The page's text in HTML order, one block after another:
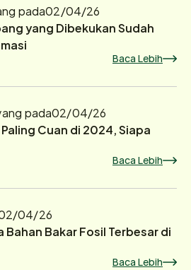
pada02/04/26
yang Dibekukan Sudah
Baca Lebih
pada02/04/26
Cuan di 2024, Siapa
Baca Lebih
04/26
Bahan Bakar Fosil Terbesar di
Baca Lebih